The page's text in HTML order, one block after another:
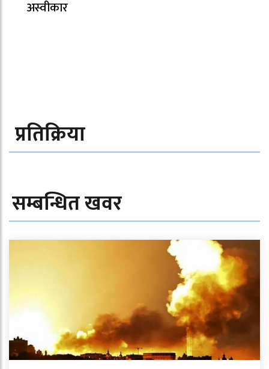
अस्वीकार
प्रतिक्रिया
सम्बन्धित खवर